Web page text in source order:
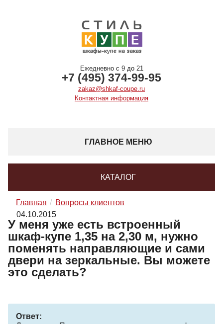
Ежедневно с 9 до 21
+7 (495) 374-99-95
zakaz@shkaf-coupe.ru
Контактная информация
ГЛАВНОЕ МЕНЮ
КАТАЛОГ
Главная
Вопросы клиентов
04.10.2015
У меня уже есть встроенный
шкаф-купе 1,35 на 2,30 м, нужно
поменять направляющие и сами
двери на зеркальные. Вы можете
это сделать?
Ответ: